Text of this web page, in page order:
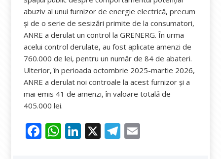
abuziv al unui furnizor de energie electrică, precum
și de o serie de sesizări primite de la consumatori,
ANRE a derulat un control la GRENERG. În urma
acelui control derulate, au fost aplicate amenzi de
760.000 de lei, pentru un număr de 84 de abateri.
Ulterior, în perioada octombrie 2025-martie 2026,
ANRE a derulat noi controale la acest furnizor și a
mai emis 41 de amenzi, în valoare totală de
405.000 lei.
F W Li X T